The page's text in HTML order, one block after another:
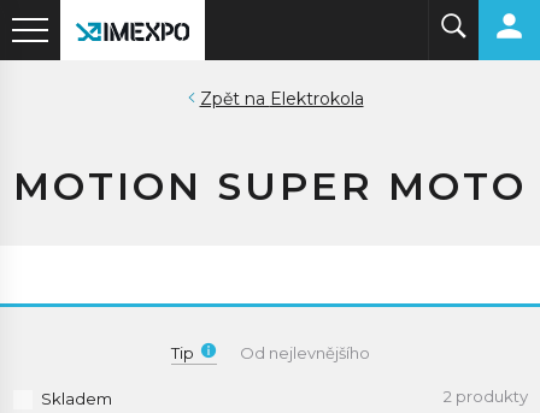
Elektrokola
MOTION SUPER MOTO
Tip Od nejlevnějšího
Skladem 2 produkty